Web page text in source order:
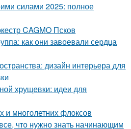
силами 2025: полное
CAGMO Псков
как они завоевали сердца
дизайн интерьера для
хрущевки: идеи для
и многолетних флоксов
что нужно знать начинающим